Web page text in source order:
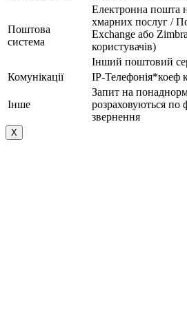
Поштова
система
Електронна пошта
хмарних послуг /
Exchange або
користувачів)
Інший поштовий
Комунікації
IP-Телефонія*коеф
Інше
Запит на
розраховуються по
звернення
Х